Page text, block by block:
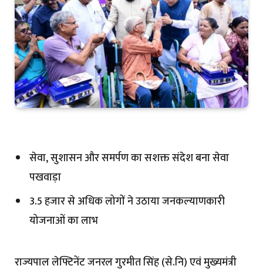
सेवा, सुशासन और समर्पण का सशक्त संदेश बना सेवा
पखवाड़ा
3.5 हजार से अधिक लोगों ने उठाया जनकल्याणकारी
योजनाओं का लाभ
राज्यपाल लेफ्टिनेंट जनरल गुरमीत सिंह (से.नि) एवं मुख्यमंत्री